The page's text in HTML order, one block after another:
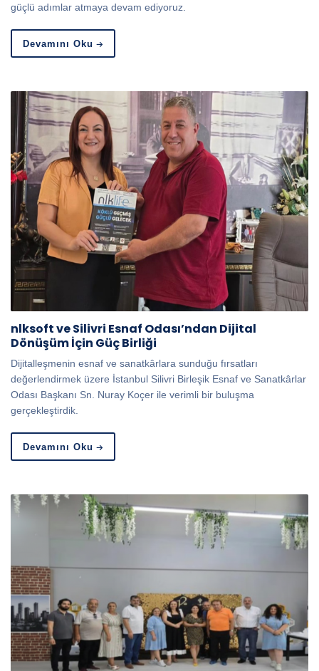
güçlü adımlar atmaya devam ediyoruz.
Devamını Oku
nlksoft ve Silivri Esnaf Odası’ndan Dijital
Dönüşüm İçin Güç Birliği
Dijitalleşmenin esnaf ve sanatkârlara sunduğu fırsatları
değerlendirmek üzere İstanbul Silivri Birleşik Esnaf ve Sanatkârlar
Odası Başkanı Sn. Nuray Koçer ile verimli bir buluşma
gerçekleştirdik.
Devamını Oku